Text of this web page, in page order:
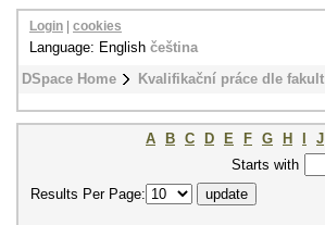
DSpace Home Kvalifikační práce dle fakult
Login cookies
Language: English čeština
A B C D E F G H J
Starts with
Results Per Page: